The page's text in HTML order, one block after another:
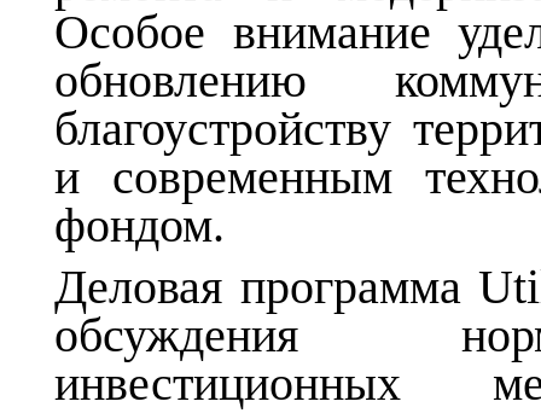
Особое внимание
обновлению
благоустройству
и современным
фондом.
Деловая программа
обсуждения
инвестиционных